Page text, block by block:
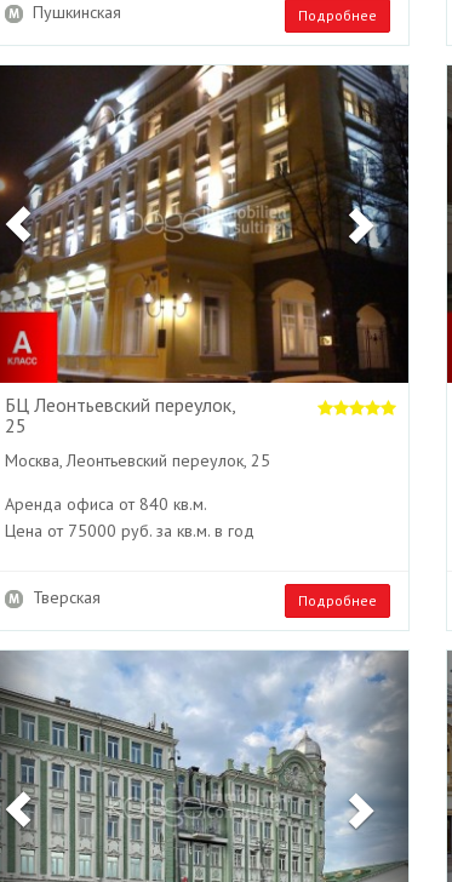
Пушкинская Подробнее
Next
БЦ Леонтьевский переулок,
25
Москва, Леонтьевский переулок, 25
Аренда офиса от 840 кв.м.
Цена от 75000 руб. за кв.м. в год
Тверская Подробнее
Previous Next